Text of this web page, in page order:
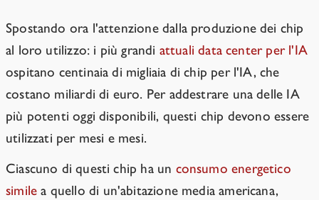
Spostando ora l'attenzione dalla produzione dei chip
al loro utilizzo: i più grandi attuali data center per l'IA
ospitano centinaia di migliaia di chip per l'IA, che
costano miliardi di euro. Per addestrare una delle IA
più potenti oggi disponibili, questi chip devono essere
utilizzati per mesi e mesi.
Ciascuno di questi chip ha un consumo energetico
simile a quello di un'abitazione media americana,